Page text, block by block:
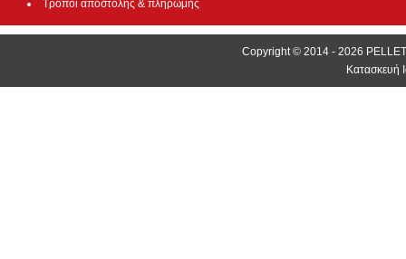
Τρόποι αποστολής & πληρωμής
Copyright © 2014 - 2026
Κατασκευή